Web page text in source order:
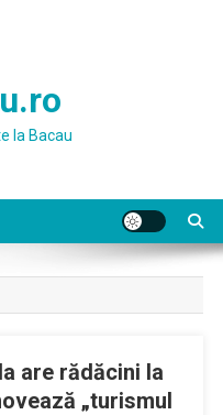
la Bacau
are rădăcini la
„turismul